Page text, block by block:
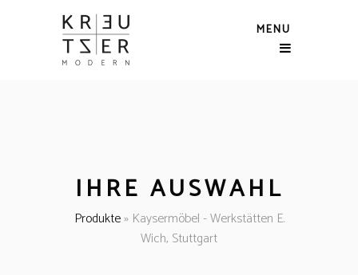
MENU
IHRE AUSWAHL
Produkte» Kaysermöbel - Werkstätten E.
Wich, Stuttgart